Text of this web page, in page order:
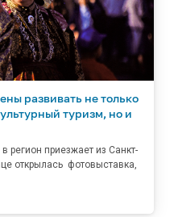
развивать не только
туризм, но и
регион приезжает из Санкт-
открылась фотовыставка,